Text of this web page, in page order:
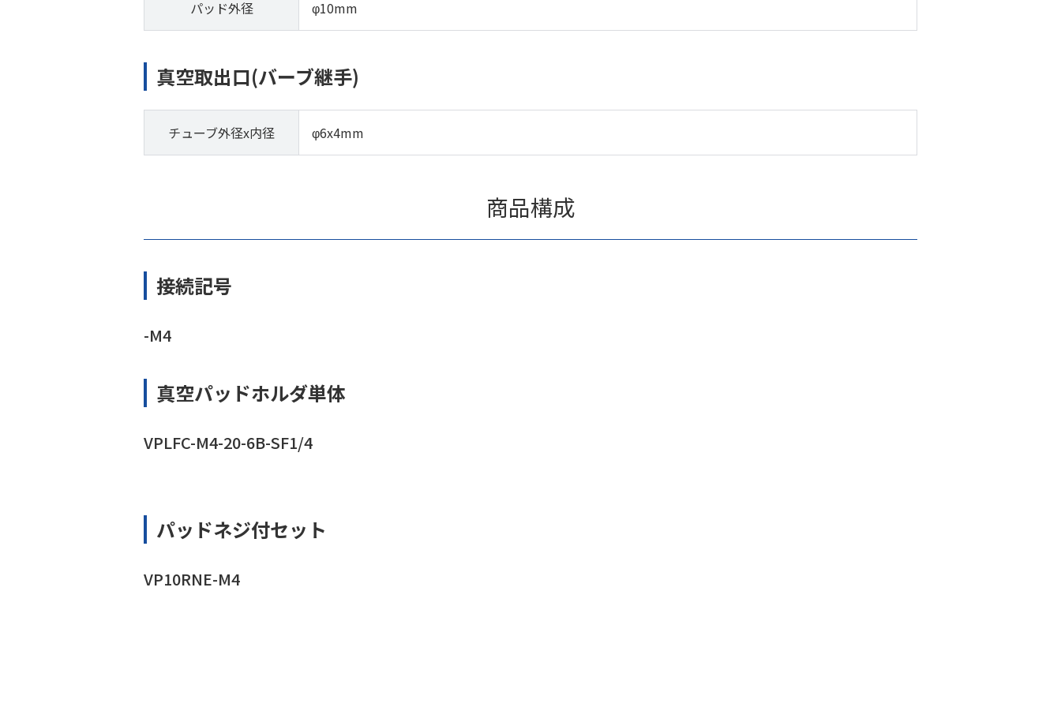
パッド外径 φ10mm
真空取出口(バーブ継手)
チューブ外径x内径 φ6x4mm
商品構成
接続記号
-M4
真空パッドホルダ単体
VPLFC-M4-20-6B-SF1/4
パッドネジ付セット
VP10RNE-M4